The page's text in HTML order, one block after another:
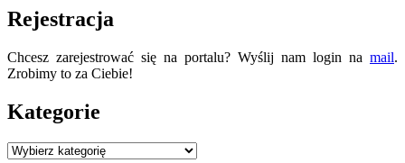
Rejestracja
Chcesz zarejestrować się na portalu? Wyślij nam login na mail.
Zrobimy to za Ciebie!
Kategorie
Kategorie